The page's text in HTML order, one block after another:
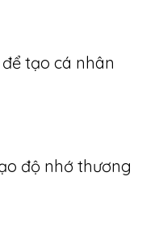
tạo cá nhân
độ nhớ thương